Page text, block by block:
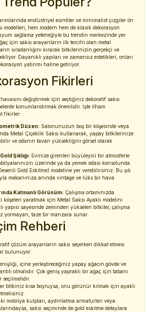
endüstriyel esintiler ve minimalist çizgiler ön
modelleri, hem modern hem de klasik dekorasyon
sağlama yeteneğiyle bu trendin merkezinde yer
için saksı arayanların ilk tercihi olan metal
sıradanlığını kırarak bitkilerinizin gerçekçi ve
Dayanıklı yapıları ve zamansız estetikleri, onları
yatırımı haline getiriyor.
Fikirleri
değiştirmek için seçtiğiniz dekoratif saksı
konumlandırmak önemlidir. İşte ilham
fikirler:
Düzen: Salonunuzun boş bir köşesinde veya
Metal Çiçeklik Saksı kullanarak, yapay bitkilerinize
ve odanın tavan yüksekliğini görsel olarak
Şıklığı: Evinize girenleri büyüleyici bir atmosferle
üzerinde ya da yemek odası konsolunda
Gold Eskitme) modeline yer verebilirsiniz. Bu şık
mekanınıza anında vintage ve lüks bir hava
Katmanlı Görünüm: Çalışma ortamınızda
köşeleri yaratmak için Metal Saksı Ayaklı modelini
yapısı sayesinde zeminden yükselen bitkiler, çalışma
yormayan, taze bir manzara sunar.
Rehberi
çözüm arayanların saksı seçerken dikkat etmesi
bulunuyor:
içine yerleştireceğiniz yapay ağacın gövde ve
olmalıdır. Çok geniş yapraklı bir ağaç için tabanı
seçilmelidir.
bitkiniz kısa boyluysa, onu görünür kılmak için ayaklı
mobilya kulpları, aydınlatma armatürleri veya
saksı seçiminde de gold eskitme detaylara